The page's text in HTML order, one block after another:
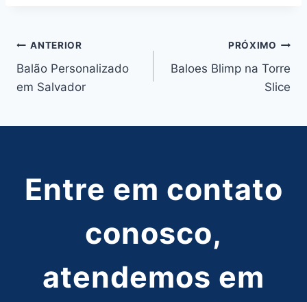
Navegação
de
ANTERIOR
Balão Personalizado
em Salvador
PRÓXIMO
Baloes Blimp na Torre
Slice
Entre em contato
conosco,
atendemos em